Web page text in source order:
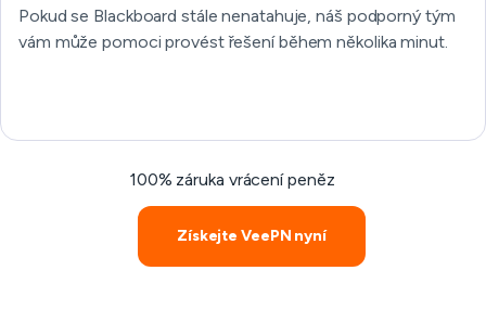
Pokud se Blackboard stále nenatahuje, náš podporný tým
vám může pomoci provést řešení během několika minut.
100% záruka vrácení peněz
Získejte VeePN nyní